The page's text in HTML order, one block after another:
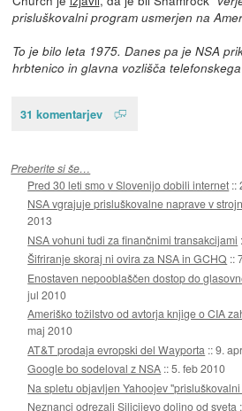
prisluškovalni program usmerjen na
To je bilo leta 1975. Danes pa je NSA
hrbtenico in glavna vozlišča
31 komentarjev
Preberite si še…
Pred 30 leti smo v Slovenijo dobili internet ::
NSA vgrajuje prisluškovalne naprave v
2013
NSA vohuni tudi za finančnimi transakcijami
Šifriranje skoraj ni ovira za NSA in GCHQ ::
Enostaven nepooblaščen dostop do
jul 2010
Ameriško tožilstvo od avtorja knjige o CIA
maj 2010
AT&T prodaja evropski del Wayporta ::9.
Google bo sodeloval z NSA ::5. feb 2010
Na spletu objavljen Yahoojev
Neznanci odrezali Silicijevo dolino od sveta